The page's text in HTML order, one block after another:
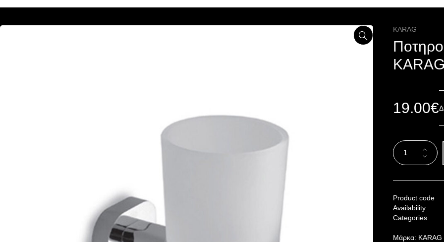
KARAG
19.00€
Product code
Availability
Categories
Μάρκα: KARAG